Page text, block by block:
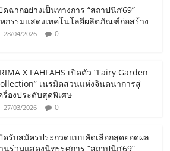
ดฉากอย่างเป็นทางการ “สถาปนิก’69”
กรรมแสดงเทคโนโลยีผลิตภัณฑ์ก่อสร้าง
28/04/2026 0
X FAHFAHS เปิดตัว “Fairy Garden
เนรมิตสวนแห่งจินตนาการสู่
รื่องประดับสุดพิเศษ
27/03/2026 0
ดรับสมัครประกวดแบบคัดเลือกสุดยอดผล
นร่วมแสดงนิทรรศการ “สถาปนิก’69”